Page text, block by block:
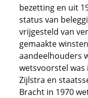
bezetting en uit
status van
vrijgesteld van
gemaakte
aandeelhouders
wetsvoorstel
Zijlstra en
Bracht in 1970